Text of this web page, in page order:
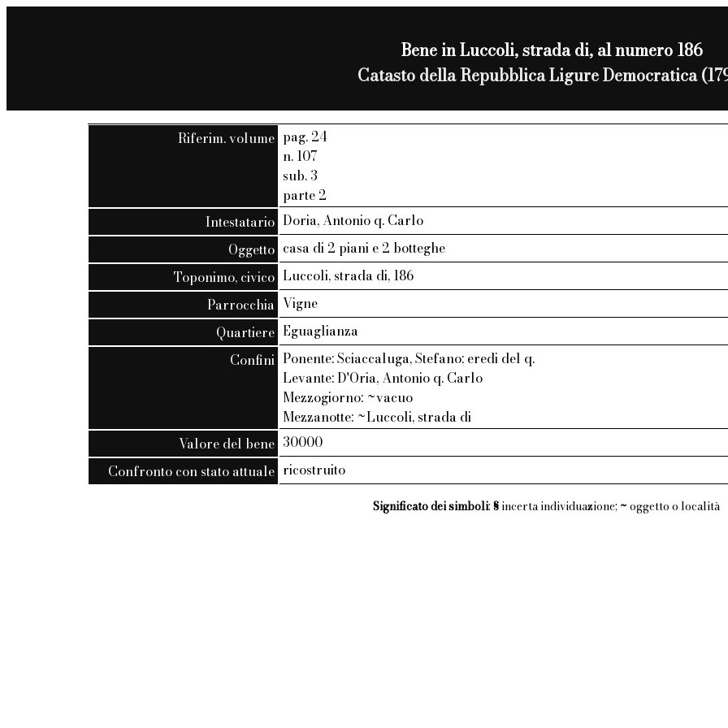
Bene in Luccoli, strada di, al numero 186
Catasto della Repubblica Ligure Democratica
Riferim. volume pag. 24
n. 107
sub. 3
parte 2
Intestatario Doria, Antonio q. Carlo
Oggetto casa di 2 piani e 2 botteghe
Toponimo, civico Luccoli, strada di, 186
Parrocchia Vigne
Quartiere Eguaglianza
Confini Ponente: Sciaccaluga, Stefano; eredi del q.
Levante: D'Oria, Antonio q. Carlo
Mezzogiorno: ~vacuo
Mezzanotte: ~Luccoli, strada di
Valore del bene 30000
Confronto con stato attuale ricostruito
Significato dei simboli: §incerta individuazione; ~ oggetto o località